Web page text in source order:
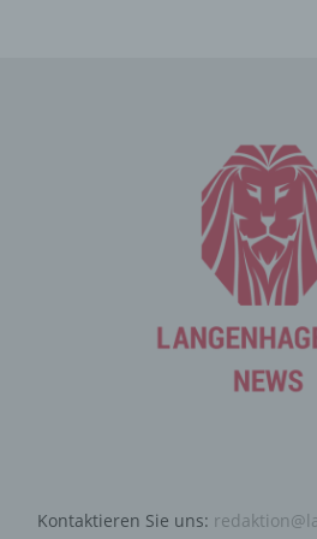
Kontaktieren Sie uns:
es, den Nutzern die Verwendung
zu erleichtern. Der Benutzer einer
Cookies verwendet, muss
Besuch der Internetseite erneut
eingeben, weil dies von der
dem Computersystem des
übernommen wird. Ein weiteres
eines Warenkorbes im Online-
Warenkorb gelegt hat, über ein
Cookies dauerhaft widersprechen.